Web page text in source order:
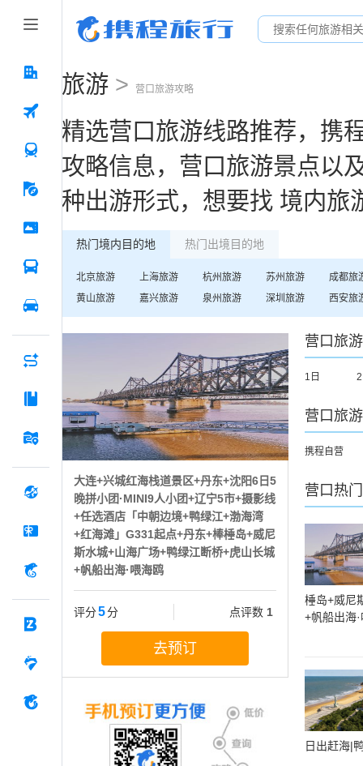
旅游 > 营口旅游攻略
精选营口旅游线路推荐，携
攻略信息， 营口旅游景点以
种出游形式，想要找 境内旅
热门境内目的地 热门出境目的地
北京旅游 上海旅游 杭州旅游 苏州旅游 成都旅
黄山旅游 嘉兴旅游 泉州旅游 深圳 旅游 西安旅
大连+兴城红海栈道景区+丹东+沈阳6日5
晚拼小团·MINI9人小团+辽宁5市+摄影线
+任选酒店「中朝边境+鸭绿江+渤海湾
+红海滩」G331起点+丹东+棒棰岛+威尼
斯水城+山海广场+鸭绿江断桥+虎山长城
+帆船出海·喂海鸥
评分5分 点评数 1
去预订
营口 旅
1日
营口 旅
携程自营
营口 热
棰岛+威尼
+帆船出海
日出赶海|